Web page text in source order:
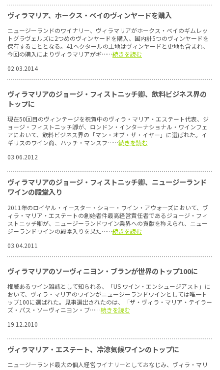
ヴィラマリア、ホークス・ベイのヴィンヤードを購入
ニュージーランドのワイナリー、ヴィラマリアがホークス・ベイのギムレッ
トグラヴェルズに2つめのヴィンヤードを購入、国内計5つのヴィンヤードを
保有することとなる。41ヘクタールの土地はヴィンヤードと更地も含まれ、
今回の購入によりヴィラマリアがギ……続きを読む
02.03.2014
ヴィラマリアのジョージ・フィストニッチ卿、飲料ビジネス界の
トップに
現在50回目のヴィンテージを祝賀中のヴィラ・マリア・エステート代表、ジ
ョージ・フィストニッチ卿が、ロンドン・インターナショナル・ワインフェ
アにおいて、飲料ビジネス界の「マン・オブ・ザ・イヤー」に選ばれた。イ
ギリスのワイン商、ハッチ・マンスフ……続きを読む
03.06.2012
ヴィラマリアのジョージ・フィストニッチ卿、ニュージーランド
ワインの殿堂入り
2011年のロイヤル・イースター・ショー・ワイン・アウォーズにおいて、ヴ
ィラ・マリア・エステートの創始者件最高経営責任者であるジョージ・フィ
ストニッチ卿が、ニュージーランドワイン業界への貢献を称えられ、ニュー
ジーランドワインの殿堂入りを果た……続きを読む
03.04.2011
ヴィラマリアのソーヴィニヨン・ブランが世界のトップ100に
権威あるワイン雑誌として知られる、「US ワイン・エンシュージアスト」に
おいて、ヴィラ・マリアのワインがニュージーランドワインとしては唯一ト
ップ100に選ばれた。見事選出されたのは、「ザ・ヴィラ・マリア・テイラー
ズ・パス・ソーヴィニヨン・ブ……続きを読む
19.12.2010
ヴィラマリア・エステート、冷涼気候ワインのトップに
ニュージーランド最大の個人経営ワイナリーとしておなじみ、ヴィラ・マリ